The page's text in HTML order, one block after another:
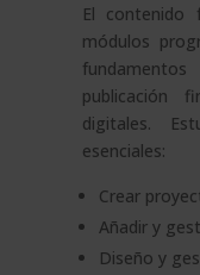
El contenido
módulos
publicación
digitales.
esenciales:
Crear
Añadir y
Diseño y